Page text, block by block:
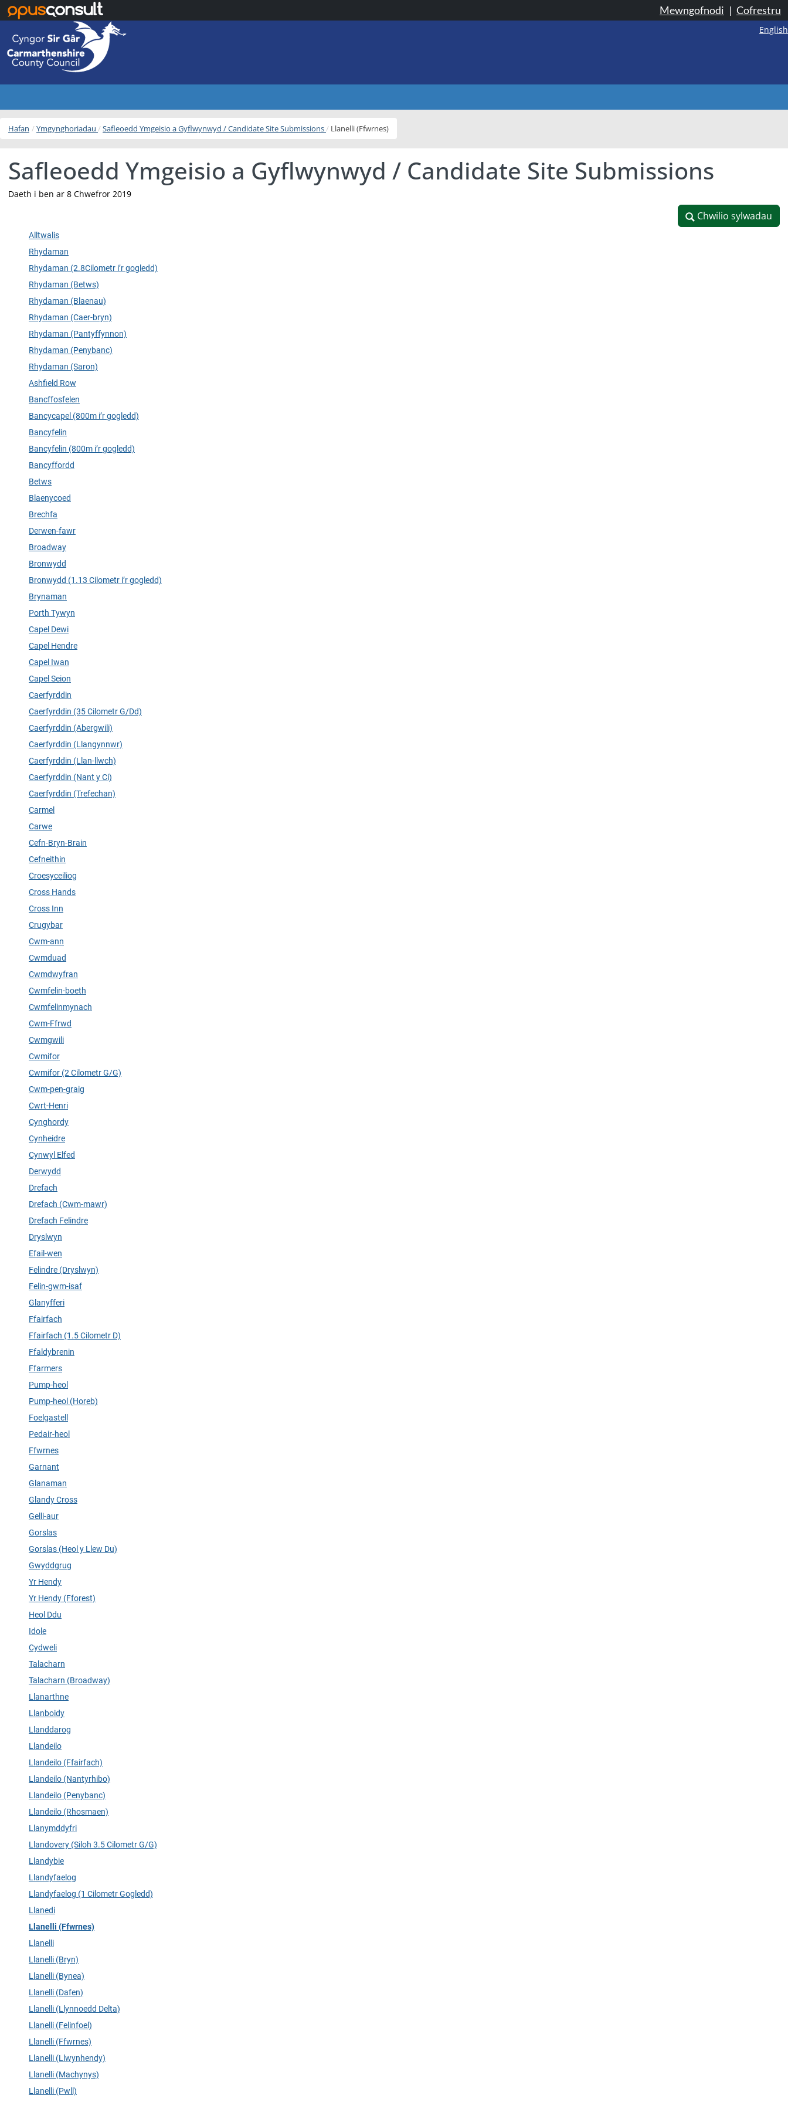
Mewngofnodi | Cofrestru
English
Hafan Ymgynghoriadau Safleoedd Ymgeisio a Gyflwynwyd / Candidate Site Submissions Llanelli (Ffwrnes)
Safleoedd Ymgeisio a Gyflwynwyd / Candidate Site Submissions
Daeth i ben ar 8 Chwefror 2019
Chwilio sylwadau
Chwilio sylwadau
Alltwalis
Rhydaman
Rhydaman (2.8Cilometr i’r gogledd)
Rhydaman (Betws)
Rhydaman (Blaenau)
Rhydaman (Caer-bryn)
Rhydaman (Pantyffynnon)
Rhydaman (Penybanc)
Rhydaman (Saron)
Ashfield Row
Bancffosfelen
Bancycapel (800m i’r gogledd)
Bancyfelin
Bancyfelin (800m i’r gogledd)
Bancyffordd
Betws
Blaenycoed
Brechfa
Derwen-fawr
Broadway
Bronwydd
Bronwydd (1.13 Cilometr i’r gogledd)
Brynaman
Porth Tywyn
Capel Dewi
Capel Hendre
Capel Iwan
Capel Seion
Caerfyrddin
Caerfyrddin (35 Cilometr G/Dd)
Caerfyrddin (Abergwili)
Caerfyrddin (Llangynnwr)
Caerfyrddin (Llan-llwch)
Caerfyrddin (Nant y Ci)
Caerfyrddin (Trefechan)
Carmel
Carwe
Cefn-Bryn-Brain
Cefneithin
Croesyceiliog
Cross Hands
Cross Inn
Crugybar
Cwm-ann
Cwmduad
Cwmdwyfran
Cwmfelin-boeth
Cwmfelinmynach
Cwm-Ffrwd
Cwmgwili
Cwmifor
Cwmifor (2 Cilometr G/G)
Cwm-pen-graig
Cwrt-Henri
Cynghordy
Cynheidre
Cynwyl Elfed
Derwydd
Drefach
Drefach (Cwm-mawr)
Drefach Felindre
Dryslwyn
Efail-wen
Felindre (Dryslwyn)
Felin-gwm-isaf
Glanyfferi
Ffairfach
Ffairfach (1.5 Cilometr D)
Ffaldybrenin
Ffarmers
Pump-heol
Pump-heol (Horeb)
Foelgastell
Pedair-heol
Ffwrnes
Garnant
Glanaman
Glandy Cross
Gelli-aur
Gorslas
Gorslas (Heol y Llew Du)
Gwyddgrug
Yr Hendy
Yr Hendy (Fforest)
Heol Ddu
Idole
Cydweli
Talacharn
Talacharn (Broadway)
Llanarthne
Llanboidy
Llanddarog
Llandeilo
Llandeilo (Ffairfach)
Llandeilo (Nantyrhibo)
Llandeilo (Penybanc)
Llandeilo (Rhosmaen)
Llanymddyfri
Llandovery (Siloh 3.5 Cilometr G/G)
Llandybie
Llandyfaelog
Llandyfaelog (1 Cilometr Gogledd)
Llanedi
Llanelli (Ffwrnes)
Llanelli
Llanelli (Bryn)
Llanelli (Bynea)
Llanelli (Dafen)
Llanelli (Llynnoedd Delta)
Llanelli (Felinfoel)
Llanelli (Ffwrnes)
Llanelli (Llwynhendy)
Llanelli (Machynys)
Llanelli (Pwll)